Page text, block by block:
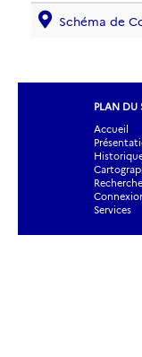
Schéma de
PLAN DU
Accueil
Services